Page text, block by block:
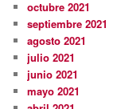
octubre 2021
septiembre 2021
agosto 2021
julio 2021
junio 2021
mayo 2021